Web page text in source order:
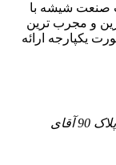
صنعت شیشه با
و مجرب ترین
یکپارجه ارائه
خیام جنوبی، نرسیده به سه راه مختاری پلاک 90 آقای